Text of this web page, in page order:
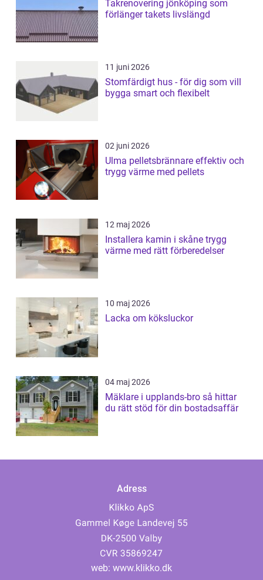
Takrenovering jönköping som
förlänger takets livslängd
11 juni 2026
Stomfärdigt hus - för dig som vill
bygga smart och flexibelt
02 juni 2026
Ulma pelletsbrännare effektiv och
trygg värme med pellets
12 maj 2026
Installera kamin i skåne trygg
värme med rätt förberedelser
10 maj 2026
Lacka om köksluckor
04 maj 2026
Mäklare i upplands-bro så hittar
du rätt stöd för din bostadsaffär
Adress
web: www.klikko.dk